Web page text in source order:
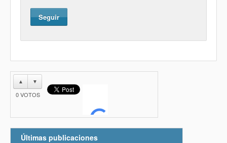
Seguir
▲ ▼
0VOTOS
Últimas publicaciones